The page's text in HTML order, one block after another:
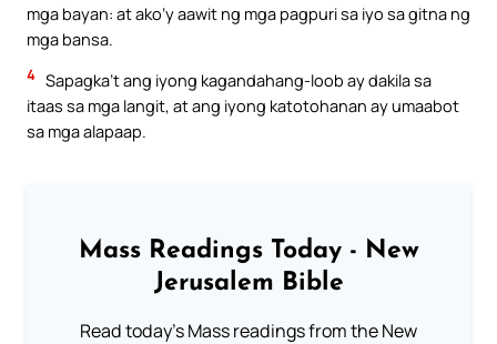
mga bayan: at ako’y aawit ng mga pagpuri sa iyo sa gitna ng
mga bansa.
4 Sapagka’t ang iyong kagandahang-loob ay dakila sa
itaas sa mga langit, at ang iyong katotohanan ay umaabot
sa mga alapaap.
Mass Readings Today - New
Jerusalem Bible
Read today's Mass readings from the New